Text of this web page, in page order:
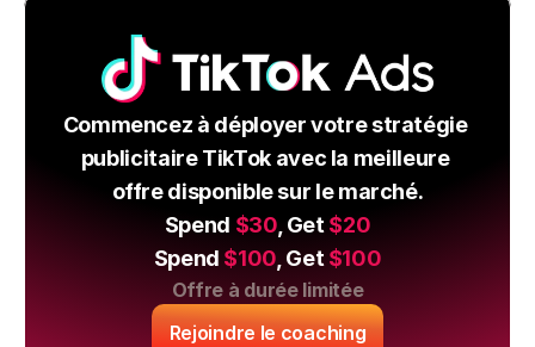
Commencez à déployer votre stratégie
publicitaire TikTok avec la meilleure
offre disponible sur le marché.
Spend $30, Get $20
Spend $100 , Get $100
Offre à durée limitée
Rejoindre le coaching